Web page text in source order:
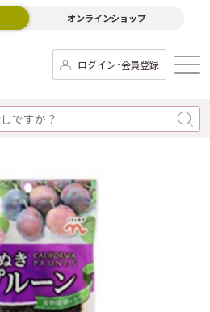
オンラインショップ
ログイン･会員登録